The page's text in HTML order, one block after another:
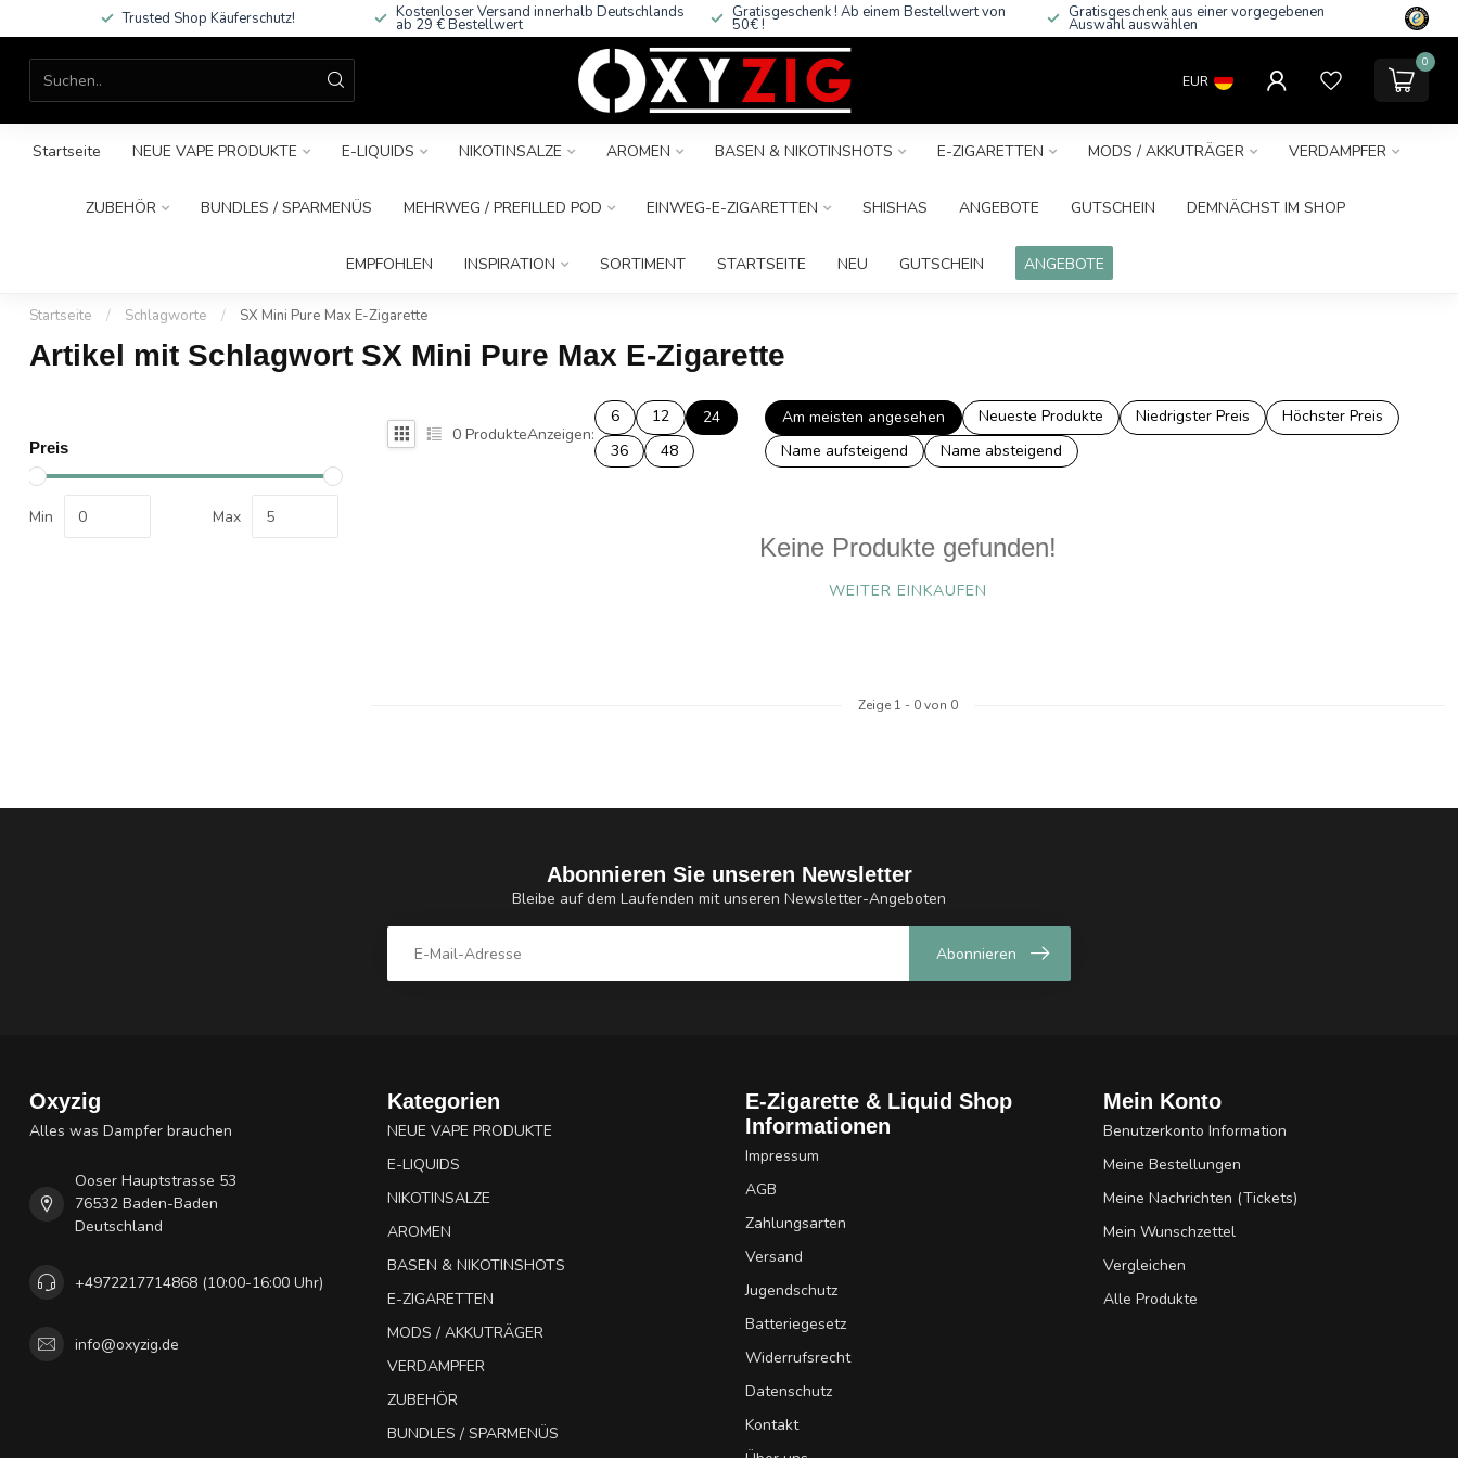
Trusted Shop Käuferschutz! Kostenloser Versand innerhalb Deutschlands
ab 29 € Bestellwert
Gratisgeschenk ! Ab einem Bestellwert von
50€ !
Gratisgeschenk aus einer vorgegebenen
Auswahl auswählen
EUR
0
Startseite NEUE VAPE PRODUKTE E-LIQUIDS NIKOTINSALZE AROMEN BASEN & NIKOTINSHOTS E-ZIGARETTEN MODS / AKKUTRÄGER VERDAMPFER
ZUBEHÖR BUNDLES / SPARMENÜS MEHRWEG / PREFILLED POD EINWEG-E-ZIGARETTEN SHISHAS ANGEBOTE GUTSCHEIN DEMNÄCHST IM SHOP
EMPFOHLEN INSPIRATION SORTIMENT STARTSEITE NEU GUTSCHEIN ANGEBOTE
Startseite / Schlagworte / SX Mini Pure Max E-Zigarette
Artikel mit Schlagwort SX Mini Pure Max E-Zigarette
Preis
Min Max
0 ProdukteAnzeigen:
6 12
24
36
48
Am meisten angesehen Neueste Produkte Niedrigster Preis
Höchster Preis
Name aufsteigend
Name absteigend
Keine Produkte gefunden!
WEITER EINKAUFEN
Zeige 1 - 0von 0
Abonnieren Sie unseren Newsletter
Bleibe auf dem Laufenden mit unseren Newsletter-Angeboten
Abonnieren
Oxyzig
Alles was Dampfer brauchen
Ooser Hauptstrasse 53
76532 Baden-Baden
Deutschland
+4972217714868 (10:00-16:00 Uhr)
info@oxyzig.de
Kategorien
NEUE VAPE PRODUKTE
E-LIQUIDS
NIKOTINSALZE
AROMEN
BASEN & NIKOTINSHOTS
E-ZIGARETTEN
MODS / AKKUTRÄGER
VERDAMPFER
ZUBEHÖR
BUNDLES / SPARMENÜS
E-Zigarette & Liquid Shop
Informationen
Impressum
AGB
Zahlungsarten
Versand
Jugendschutz
Batteriegesetz
Widerrufsrecht
Datenschutz
Kontakt
Mein Konto
Benutzerkonto Information
Meine Bestellungen
Meine Nachrichten (Tickets)
Mein Wunschzettel
Vergleichen
Alle Produkte